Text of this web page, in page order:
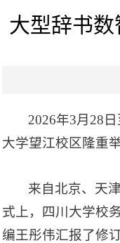
大型辞书
2026年3月28
大学望江校区隆重
来自北京、天
式上，四川大学校
编王彤伟汇报了修